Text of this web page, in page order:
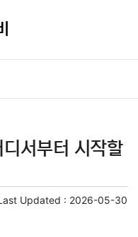
서부터 시작할
Updated : 2026-05-30